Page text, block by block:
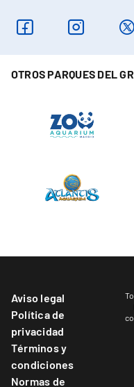
OTROS PARQUES DEL
Aviso legal
Política de
privacidad
Términos y
condiciones
Normas de